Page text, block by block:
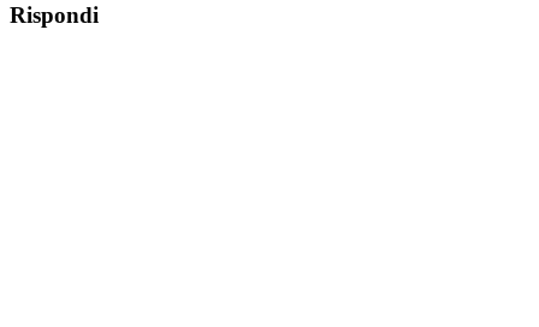
Rispondi